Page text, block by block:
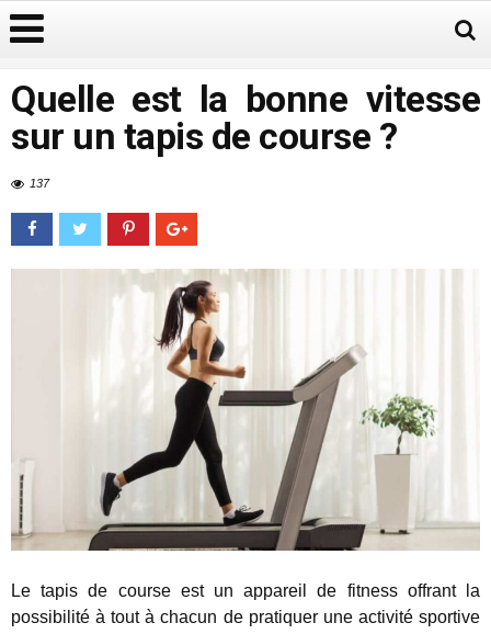
Quelle est la bonne vitesse
sur un tapis de course ?
137
Le tapis de course est un appareil de fitness offrant la
possibilité à tout à chacun de pratiquer une activité sportive